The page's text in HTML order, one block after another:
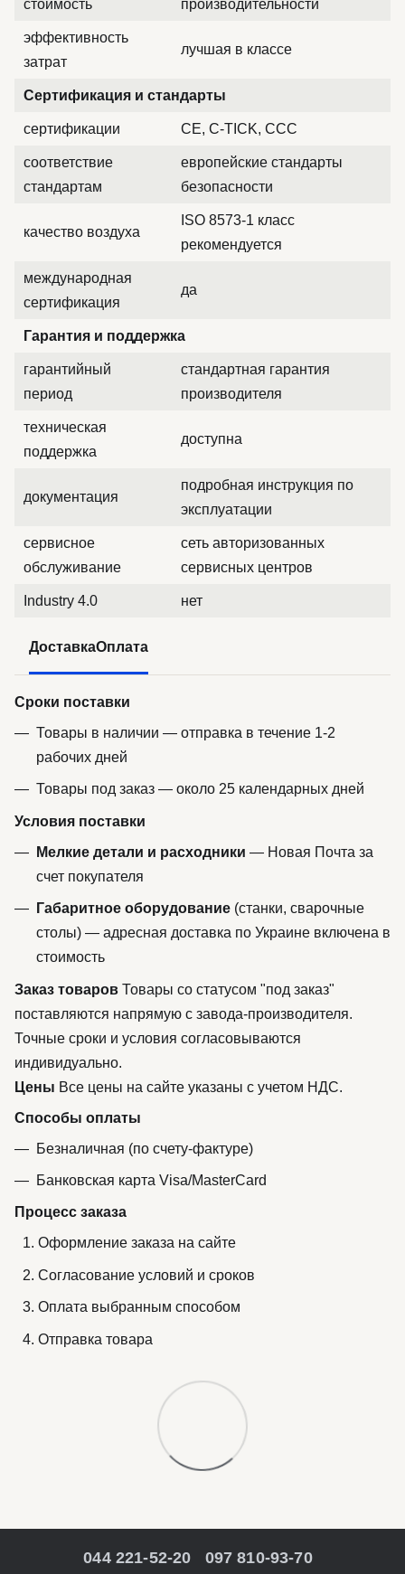
стоимость
производительности
эффективность
затрат
лучшая в классе
Сертификация и стандарты
сертификации CE, C-TICK, CCC
соответствие
стандартам
европейские стандарты
безопасности
качество воздуха
ISO 8573-1 класс
рекомендуется
международная
сертификация
да
Гарантия и поддержка
гарантийный
период
стандартная гарантия
производителя
техническая
поддержка
доступна
документация
подробная инструкция по
эксплуатации
сервисное
обслуживание
сеть авторизованных
сервисных центров
Industry 4.0 нет
ДоставкаОплата
Сроки поставки
Товары в наличии — отправка в течение 1-2
рабочих дней
Товары под заказ — около 25 календарных дней
Условия поставки
Мелкие детали и расходники — Новая Почта за
счет покупателя
Габаритное оборудование (станки, сварочные
столы) — адресная доставка по Украине включена в
стоимость
Заказ товаров Товары со статусом "под заказ"
поставляются напрямую с завода-производителя.
Точные сроки и условия согласовываются
индивидуально.
Цены Все цены на сайте указаны с учетом НДС.
Способы оплаты
Безналичная (по счету-фактуре)
Банковская карта Visa/MasterCard
Процесс заказа
Оформление заказа на сайте
Согласование условий и сроков
Оплата выбранным способом
Отправка товара
044 221-52-20 097 810-93-70